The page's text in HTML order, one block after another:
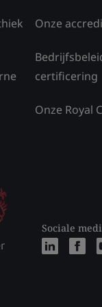
Onze
certificering
Onze Royal
Sociale